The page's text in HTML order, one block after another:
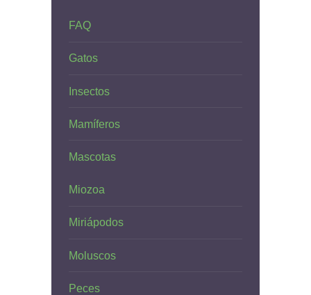
FAQ
Gatos
Insectos
Mamíferos
Mascotas
Miozoa
Miriápodos
Moluscos
Peces